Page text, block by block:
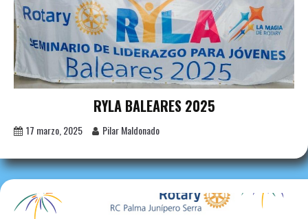
RYLA BALEARES 2025
17 marzo, 2025 Pilar Maldonado